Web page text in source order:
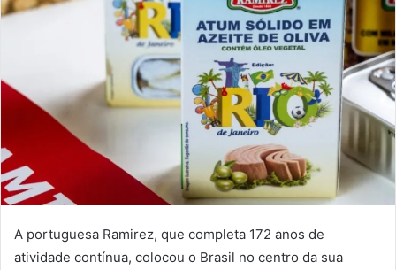
A portuguesa Ramirez, que completa 172 anos de
atividade contínua, colocou o Brasil no centro da sua